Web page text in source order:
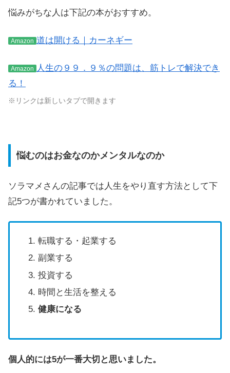
悩みがちな人は下記の本がおすすめ。
Amazon 道は開ける｜カーネギー
Amazon
人生の９９．９％の問題は、筋トレで解決でき
る！
※リンクは新しいタブで開きます
悩むのはお金なのかメンタルなのか
ソラマメさんの記事では人生をやり直す方法として下
記5つが書かれていました。
転職する・起業する
副業する
投資する
時間と生活を整える
健康になる
個人的には5が一番大切と思いました。